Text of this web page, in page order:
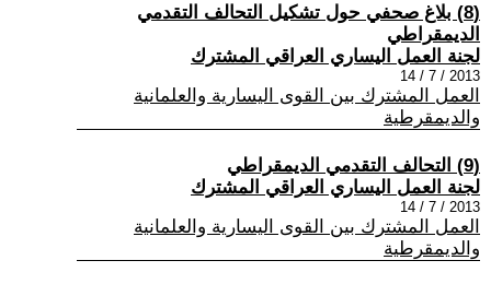
(8) بلاغ صحفي حول تشكيل التحالف التقدمي
الديمقراطي
لجنة العمل اليساري العراقي المشترك
2013 / 7 / 14
العمل المشترك بين القوى اليسارية والعلمانية
والديمقرطية
(9) التحالف التقدمي الديمقراطي
لجنة العمل اليساري العراقي المشترك
2013 / 7 / 14
العمل المشترك بين القوى اليسارية والعلمانية
والديمقرطية